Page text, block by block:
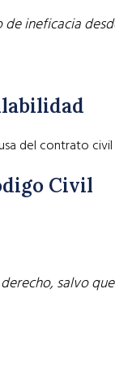
ineficacia
del contrato
Civil
salvo